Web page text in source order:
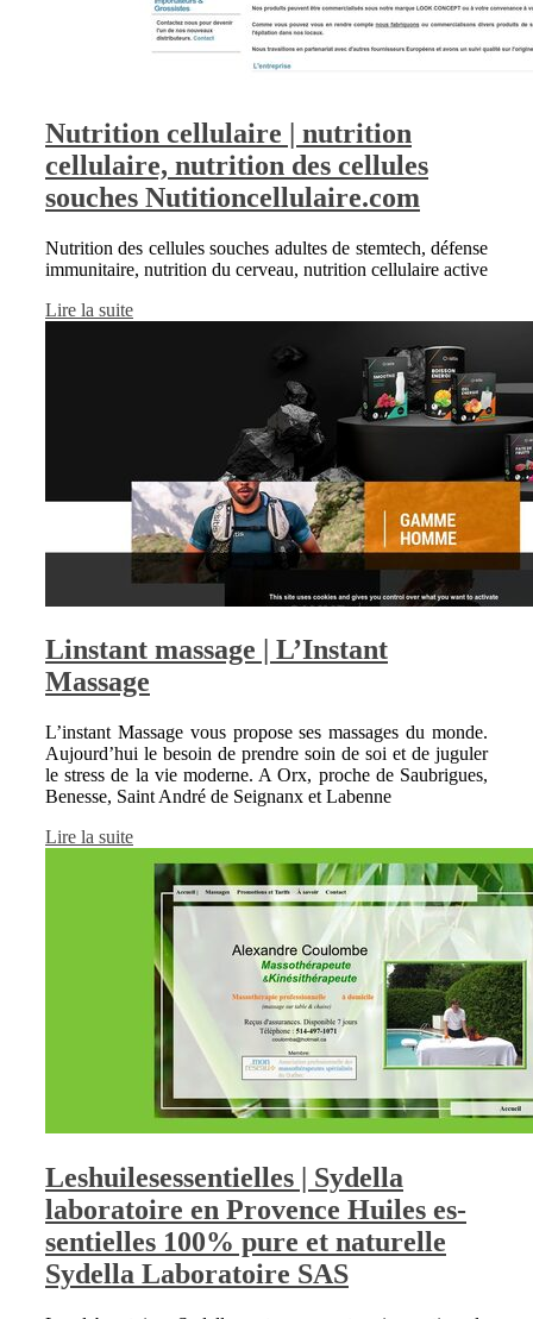
Nutrition cellulaire | nutrition
cellulaire, nutrition des cellules
souches Nutitioncellulaire.com
Nutrition des cellules souches adultes de stemtech, défense
immunitaire, nutrition du cerveau, nutrition cellulaire active
Lire la suite
Linstant massage | L’Instant
Massage
L’instant Massage vous propose ses massages du monde.
Aujourd’hui le besoin de prendre soin de soi et de juguler
le stress de la vie moderne. A Orx, proche de Saubrigues,
Benesse, Saint André de Seignanx et Labenne
Lire la suite
Les­huile­sessentiel­les | Sydella
laboratoire en Provence Huiles es­
sentiel­les 100% pure et naturelle
Sydella Laboratoire SAS